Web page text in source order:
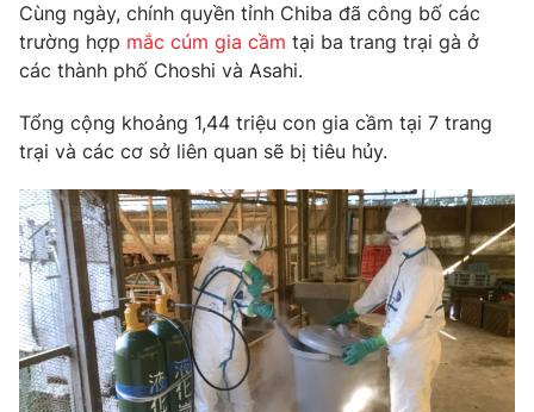
Nhân vật
Khán giả
Giải sao mai
Âm nhạc
Đời sống
Du lịch
Làm đẹp
Chất lượng cuộc sống
Giáo dục
Tuyển sinh
Học trực tuyến
Công nghệ
Hitech Công nghệ tương lai
Sản phẩm
Thị trường
Tư vấn
Giao lưu trực tuyến
Lịch phát sóng
Chuyên mục khác
Cùng ngày, chính quyền tỉnh Chiba đã công bố các
trường hợp mắc cúm gia cầm tại ba trang trại gà ở
các thành phố Choshi và Asahi.
Tổng cộng khoảng 1,44 triệu con gia cầm tại 7 trang
trại và các cơ sở liên quan sẽ bị tiêu hủy.